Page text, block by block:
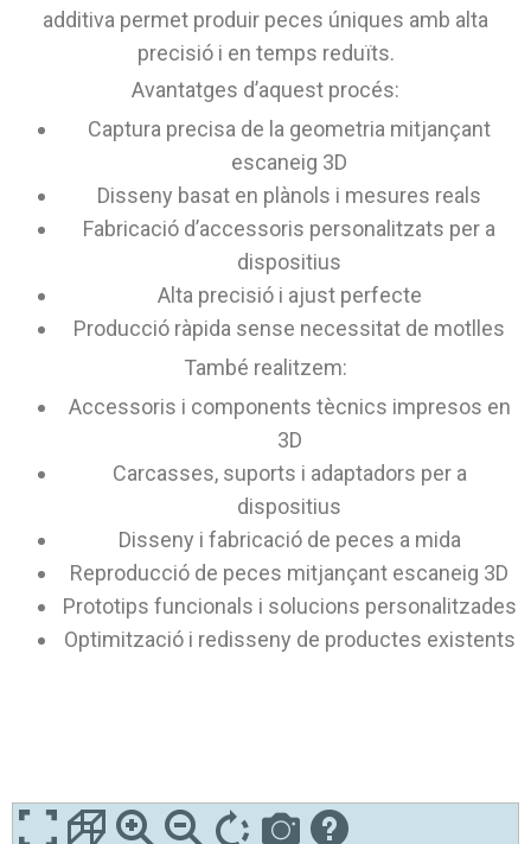
additiva permet produir peces úniques amb alta
precisió i en temps reduïts.
Avantatges d’aquest procés:
Captura precisa de la geometria mitjançant
escaneig 3D
Disseny basat en plànols i mesures reals
Fabricació d’accessoris personalitzats per a
dispositius
Alta precisió i ajust perfecte
Producció ràpida sense necessitat de motlles
També realitzem:
Accessoris i components tècnics impresos en
3D
Carcasses, suports i adaptadors per a
dispositius
Disseny i fabricació de peces a mida
Reproducció de peces mitjançant escaneig 3D
Prototips funcionals i solucions personalitzades
Optimització i redisseny de productes existents